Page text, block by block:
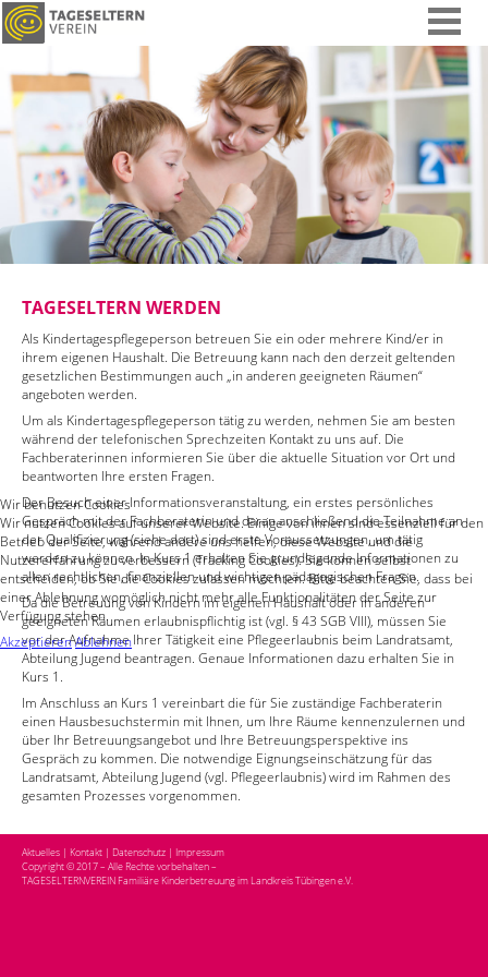
TAGESELTERN WERDEN
Als Kindertagespflegeperson betreuen Sie ein oder mehrere Kind/er in
ihrem eigenen Haushalt. Die Betreuung kann nach den derzeit geltenden
gesetzlichen Bestimmungen auch „in anderen geeigneten Räumen“
angeboten werden.
Um als Kindertagespflegeperson tätig zu werden, nehmen Sie am besten
während der telefonischen Sprechzeiten Kontakt zu uns auf. Die
Fachberaterinnen informieren Sie über die aktuelle Situation vor Ort und
beantworten Ihre ersten Fragen.
Der Besuch einer Informationsveranstaltung, ein erstes persönliches
Gespräch mit der Fachberaterin und daran anschließend die Teilnahme an
der Qualifizierung (siehe dort) sind erste Voraussetzungen, um tätig
werden zu können. In Kurs 1 erhalten Sie grundlegende Informationen zu
allen rechtlichen, finanziellen und wichtigen pädagogischen Fragen.
Da die Betreuung von Kindern im eigenen Haushalt oder in anderen
geeigneten Räumen erlaubnispflichtig ist (vgl. § 43 SGB VIII), müssen Sie
vor der Aufnahme Ihrer Tätigkeit eine Pflegeerlaubnis beim Landratsamt,
Abteilung Jugend beantragen. Genaue Informationen dazu erhalten Sie in
Kurs 1.
Im Anschluss an Kurs 1 vereinbart die für Sie zuständige Fachberaterin
einen Hausbesuchstermin mit Ihnen, um Ihre Räume kennenzulernen und
über Ihr Betreuungsangebot und Ihre Betreuungsperspektive ins
Gespräch zu kommen. Die notwendige Eignungseinschätzung für das
Landratsamt, Abteilung Jugend (vgl. Pflegeerlaubnis) wird im Rahmen des
gesamten Prozesses vorgenommen.
Aktuelles | Kontakt | Datenschutz | Impressum
Copyright © 2017 – Alle Rechte vorbehalten –
TAGESELTERNVEREIN Familiäre Kinderbetreuung im Landkreis Tübingen e.V.
Wir benutzen Cookies
Wir nutzen Cookies auf unserer Website. Einige von ihnen sind essenziell für den
Betrieb der Seite, während andere uns helfen, diese Website und die
Nutzererfahrung zu verbessern (Tracking Cookies). Sie können selbst
entscheiden, ob Sie die Cookies zulassen möchten. Bitte beachten Sie, dass bei
einer Ablehnung womöglich nicht mehr alle Funktionalitäten der Seite zur
Verfügung stehen.
AkzeptierenAblehnen